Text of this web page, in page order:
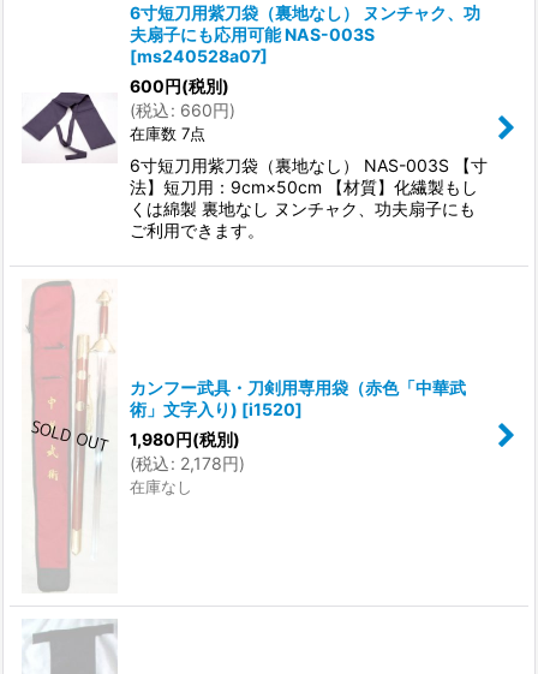
6寸短刀用紫刀袋（裏地なし） ヌンチャク、功
夫扇子にも応用可能 NAS-003S
[ms240528a07]
600円(税別)
(税込: 660円)
在庫数 7点
6寸短刀用紫刀袋（裏地なし） NAS-003S 【寸
法】短刀用：9cm×50cm 【材質】化繊製もし
くは綿製 裏地なし ヌンチャク、功夫扇子にも
ご利用できます。
カンフー武具・刀剣用専用袋（赤色「中華武
術」文字入り) [i1520]
1,980円(税別)
(税込: 2,178円)
在庫なし